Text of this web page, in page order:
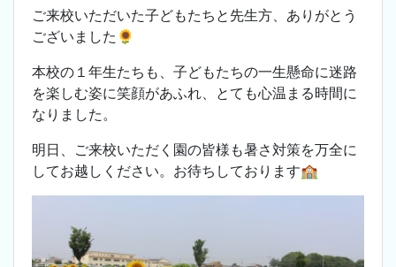
ご来校いただいた子どもたちと先生方、ありがとう
ございました🌻
本校の１年生たちも、子どもたちの一生懸命に迷路
を楽しむ姿に笑顔があふれ、とても心温まる時間に
なりました。
明日、ご来校いただく園の皆様も暑さ対策を万全に
してお越しください。お待ちしております🏫